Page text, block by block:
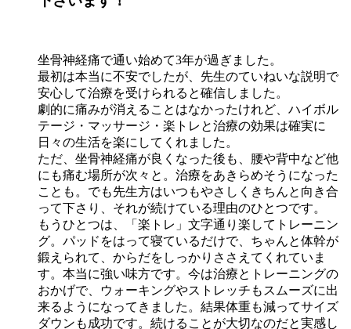
坐骨神経痛で通い始めて3年が過ぎました。
最初は本当に不安でしたが、先生のていねいな説明で
安心して治療を受けられると確信しました。
劇的に痛みが消えることはなかったけれど、ハイボル
テージ・マッサージ・楽トレと治療の効果は確実に
日々の生活を楽にしてくれました。
ただ、坐骨神経痛が良くなった後も、腰や背中など他
にも痛む場所が次々と。治療をあきらめそうになった
ことも。でも先生方はいつもやさしくきちんと向き合
って下さり、それが続けている理由のひとつです。
もうひとつは、「楽トレ」文字通り楽してトレーニン
グ。パッドをはって寝ているだけで、ちゃんと体幹が
鍛えられて、からだをしっかりささえてくれていま
す。本当に強い味方です。今は治療とトレーニングの
おかげで、ウォーキングやストレッチもスムーズに出
来るようになってきました。結果体重も減ってサイズ
ダウンも成功です。続けることが大切なのだと実感し